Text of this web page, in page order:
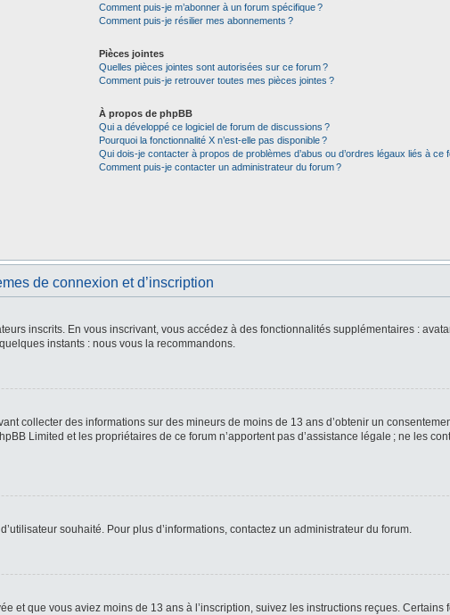
Comment puis-je m’abonner à un forum spécifique ?
Comment puis-je résilier mes abonnements ?
Pièces jointes
Quelles pièces jointes sont autorisées sur ce forum ?
Comment puis-je retrouver toutes mes pièces jointes ?
À propos de phpBB
Qui a développé ce logiciel de forum de discussions ?
Pourquoi la fonctionnalité X n’est-elle pas disponible ?
Qui dois-je contacter à propos de problèmes d’abus ou d’ordres légaux liés à ce
Comment puis-je contacter un administrateur du forum ?
de connexion et d’inscription
inscrits. En vous inscrivant, vous accédez à des fonctionnalités supplémentaires :
instants : nous vous la recommandons.
collecter des informations sur des mineurs de moins de 13 ans d’obtenir un
Limited et les propriétaires de ce forum n’apportent pas d’assistance légale ; ne les
souhaité. Pour plus d’informations, contactez un administrateur du forum.
et que vous aviez moins de 13 ans à l’inscription, suivez les instructions reçues.